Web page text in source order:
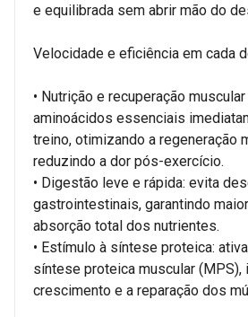
e equilibrada sem abrir mão do
Velocidade e eficiência em cada
• Nutrição e recuperação
aminoácidos essenciais
treino, otimizando a regeneração
reduzindo a dor pós-exercício.
• Digestão leve e rápida: evita
gastrointestinais, garantindo
absorção total dos nutrientes.
• Estímulo à síntese proteica:
síntese proteica muscular (MPS),
crescimento e a reparação dos